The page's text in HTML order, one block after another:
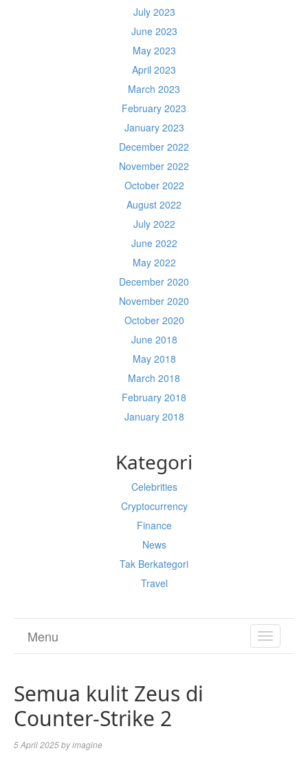
July 2023
June 2023
May 2023
April 2023
March 2023
February 2023
January 2023
December 2022
November 2022
October 2022
August 2022
July 2022
June 2022
May 2022
December 2020
November 2020
October 2020
June 2018
May 2018
March 2018
February 2018
January 2018
Kategori
Celebrities
Cryptocurrency
Finance
News
Tak Berkategori
Travel
TOGGLE
Menu
Semua kulit Zeus di
Counter-Strike 2
5 April 2025byimagine